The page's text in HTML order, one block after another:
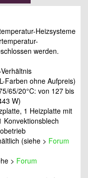
Heizsysteme
werden.
Farben ohne Aufpreis)
65/20°C: von 127 bis
W)
1 Heizplatte mit
Konvektionsblech
(siehe > Forum
> Forum